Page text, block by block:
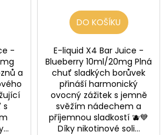
-
a
s
DO KOŠÍKU
E-liquid X4 Bar Juice -
Blueberry 10ml/20mg Plná
chuť sladkých borůvek
přináší harmonický
ovocný zážitek s jemně
svěžím nádechem a
příjemnou sladkostí 🫐💙
Díky nikotinové soli...